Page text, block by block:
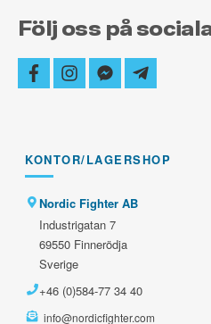
Följ oss på
facebookinstagram
facebook-
messenger
telegram-
plane
KONTOR/LAGERSHOP
Nordic Fighter AB
Industrigatan 7
69550 Finnerödja
Sverige
+46 (0)584-77 34 40
info@nordicfighter.com